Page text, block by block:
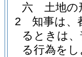
六
土地の
2
知事は、
るときは
る行為を